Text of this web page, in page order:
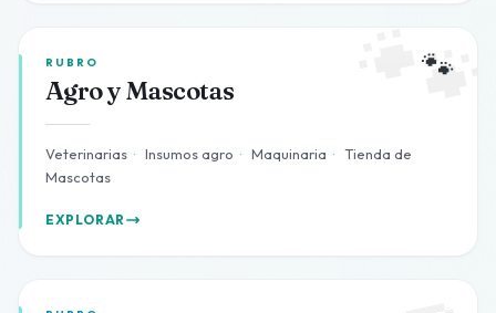
🐾
RUBRO
Agro y Mascotas
Veterinarias · Insumos agro · Maquinaria · Tienda de
Mascotas
EXPLORAR